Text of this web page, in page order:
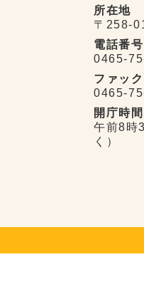
所在地
〒258-
電話番
0465-
ファッ
0465-
開庁時間
午前8時
く）